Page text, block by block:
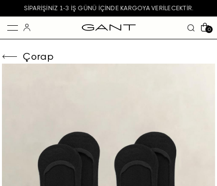
SIPARIŞINIZ 1-3 IŞ GÜNÜ IÇINDE KARGOYA VERILECEKTIR.
0
Çorap